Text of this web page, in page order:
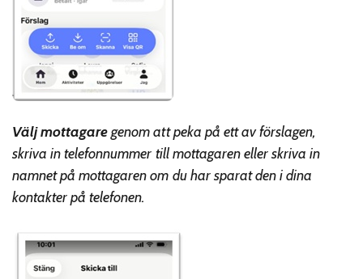
Välj mottagaregenom att peka på ett av förslagen,
skriva in telefonnummer till mottagaren eller skriva in
namnet på mottagaren om du har sparat den i dina
kontakter på telefonen.